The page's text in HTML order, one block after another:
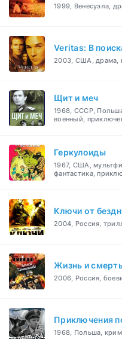
1999, Венесуэла,
Veritas: В
2003, США, драма,
Щит и меч
1968, СССР,
военный,
Геркулоиды
1967, США,
фантастика,
Ключи от
2004, Россия,
Жизнь и
2006, Россия,
Приключения
1968, Польша,